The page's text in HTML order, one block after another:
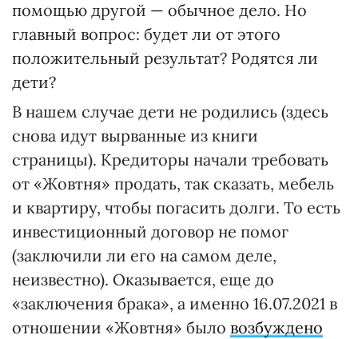
помощью другой — обычное дело. Но
главный вопрос: будет ли от этого
положительный результат? Родятся ли
дети?
В нашем случае дети не родились (здесь
снова идут вырванные из книги
страницы). Кредиторы начали требовать
от «Жовтня» продать, так сказать, мебель
и квартиру, чтобы погасить долги. То есть
инвестиционный договор не помог
(заключили ли его на самом деле,
неизвестно). Оказывается, еще до
«заключения брака», а именно 16.07.2021 в
отношении «Жовтня» было возбуждено